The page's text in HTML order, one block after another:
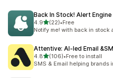
Back In Stock! Alert Engine
4.9เต็ม 5 ดาว
(22)
ทั้งหมด 22 รีวิว
•Free
Notify me! with back in stock
Attentive: AI‑led Email
4.8เต็ม 5 ดาว
(106)
ทั้งหมด 106 รีวิว
•Free to install
SMS & Email helping brands